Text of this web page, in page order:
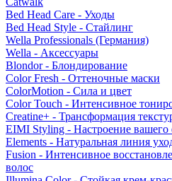
Bed Head Care - Уходы
Bed Head Style - Стайлинг
Wella Professionals (Германия)
Wella - Аксессуары
Blondor - Блондирование
Color Fresh - Оттеночные маски
ColorMotion - Сила и цвет
Color Touch - Интенсивное
Creatine+ - Трансформация
EIMI Styling - Настроение вашего
Elements - Натуральная линия
Fusion - Интенсивное
волос